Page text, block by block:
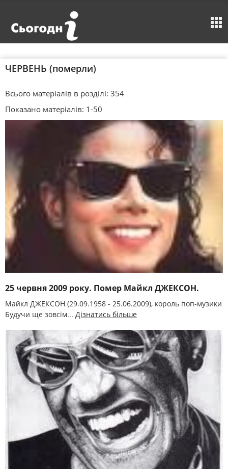
ЧЕРВЕНЬ (померли)
Всього матеріалів в розділі: 354
Показано матеріалів: 1-50
25 червня 2009 року. Помер Майкл ДЖЕКСОН.
Майкл ДЖЕКСОН (29.09.1958 - 25.06.2009), король поп-музики
Будучи ще зовсім... Дізнатись більше